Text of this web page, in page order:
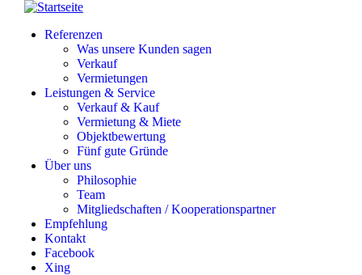
Direkt
Menüsichtbarkeit
umschalten
Referenzen
Was unsere Kunden sagen
Verkauf
Vermietungen
Leistungen & Service
Verkauf & Kauf
Vermietung & Miete
Objektbewertung
Fünf gute Gründe
Über uns
Philosophie
Team
Mitgliedschaften / Kooperationspartner
Empfehlung
Kontakt
Facebook
Xing